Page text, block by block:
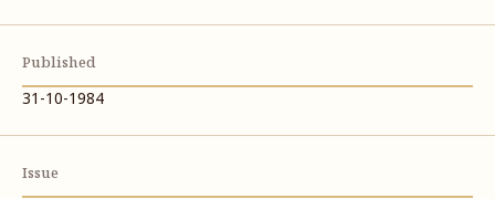
Published
31-10-1984
Issue